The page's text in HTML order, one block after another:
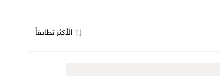
الأكثر تطابقاً